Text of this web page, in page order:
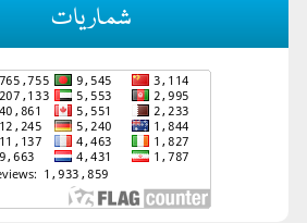
شماریات